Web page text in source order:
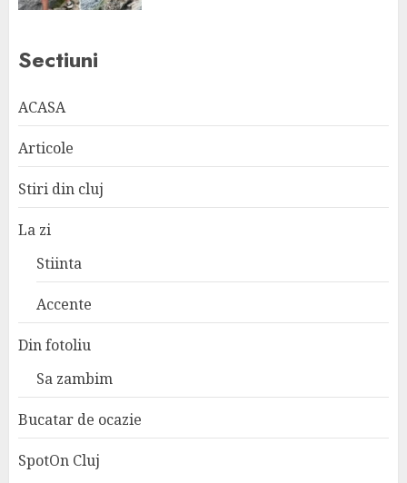
Sectiuni
ACASA
Articole
Stiri din cluj
La zi
Stiinta
Accente
Din fotoliu
Sa zambim
Bucatar de ocazie
SpotOn Cluj